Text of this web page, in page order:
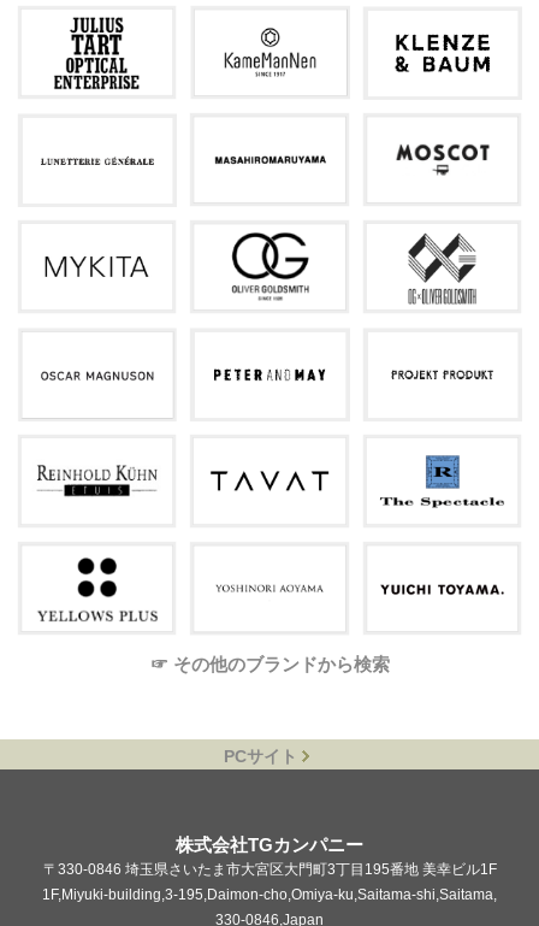
☞ その他のブランドから検索
PCサイト
株式会社TGカンパニー
〒330-0846 埼玉県さいたま市大宮区大門町3丁目195番地 美幸ビル1F
1F,Miyuki-building,3-195,Daimon-cho,Omiya-ku,Saitama-shi,Saitama,
330-0846,Japan